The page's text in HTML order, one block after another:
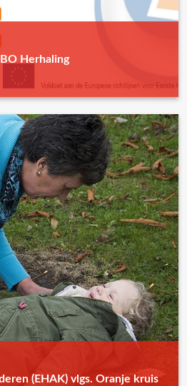
Herhaling
(EHAK) vlgs. Oranje kruis